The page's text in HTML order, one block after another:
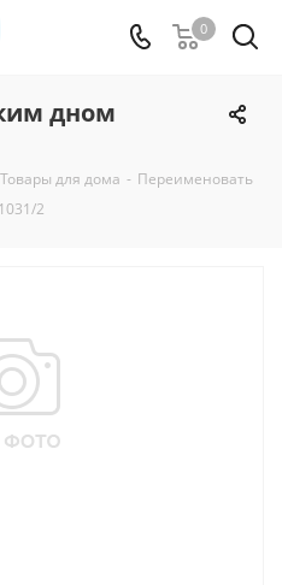
0
дном
Товары для дома - Переименовать
2